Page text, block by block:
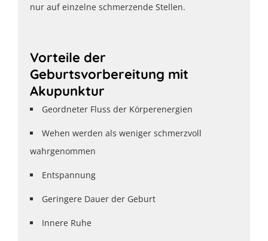
nur auf einzelne schmerzende Stellen.
Vorteile der
Geburtsvorbereitung mit
Akupunktur
Geordneter Fluss der Körperenergien
Wehen werden als weniger schmerzvoll
wahrgenommen
Entspannung
Geringere Dauer der Geburt
Innere Ruhe